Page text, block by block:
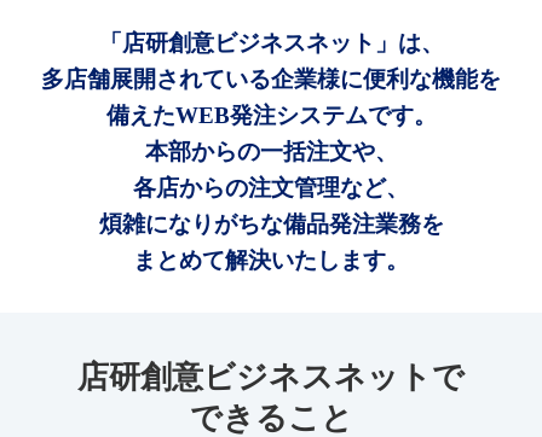
「店研創意ビジネスネット」は、
多店舗展開されている企業様に便利な機能を
備えたWEB発注システムです。
本部からの一括注文や、
各店からの注文管理など、
煩雑になりがちな備品発注業務を
まとめて解決いたします。
店研創意ビジネスネットで
できること